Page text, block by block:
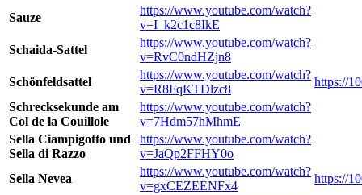
Sauze
https://www.youtube.com/watch?
v=I_k2c1c8IkE
Schaida-Sattel
https://www.youtube.com/watch?
v=RvC0ndHZjn8
Schönfeldsattel
https://www.youtube.com/watch?
v=R8FqKTDlzc8
https://
Schrecksekunde am
Col de la Couillole
https://www.youtube.com/watch?
v=7Hdm57hMhmE
Sella Ciampigotto und
Sella di Razzo
https://www.youtube.com/watch?
v=JaQp2FFHY0o
Sella Nevea
https://www.youtube.com/watch?
v=gxCEZEENFx4
https://